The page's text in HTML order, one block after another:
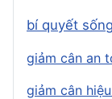
bí quyết
giảm cân an
giảm cân